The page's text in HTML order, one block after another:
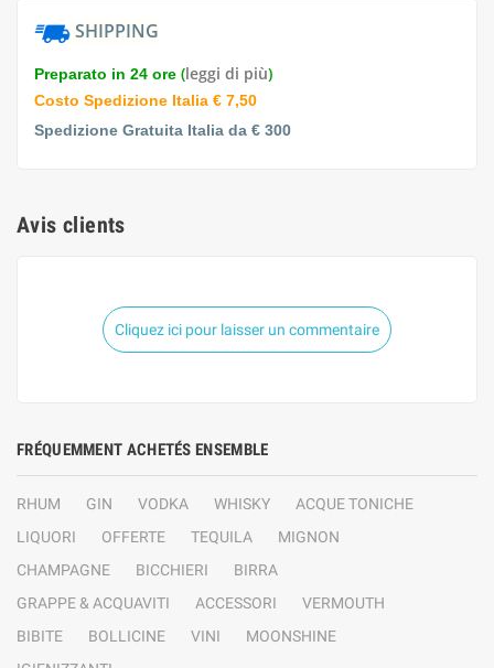
SHIPPING
Preparato in 24 ore (leggi di più)
Costo Spedizione Italia € 7,50
Spedizione Gratuita Italia da € 300
Avis clients
Cliquez ici pour laisser un commentaire
FRÉQUEMMENT ACHETÉS ENSEMBLE
RHUM GIN VODKA WHISKY
ACQUE TONICHE
LIQUORI
OFFERTE TEQUILA
MIGNON
CHAMPAGNE
BICCHIERI
BIRRA
GRAPPE & ACQUAVITI
ACCESSORI
VERMOUTH
BIBITE
BOLLICINE VINI
MOONSHINE